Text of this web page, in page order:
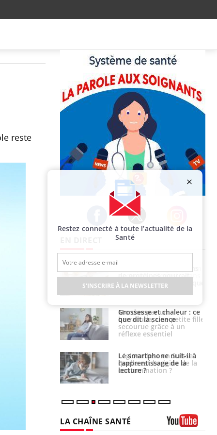
reste
Facebook Twitter Instagram
pourrait vacances, elle reste dans
le coma pendant 42 jours
Mordue par un
barracuda, une petite fille
secourue grâce à un
réflexe essentiel
Légionellose en Suisse :
quelle est l’origine de la
contamination ?
LA CHAÎNE SANTÉ
Restez connecté à toute l’actualité de la
Santé
S'INSCRIRE À LA NEWSLETTER